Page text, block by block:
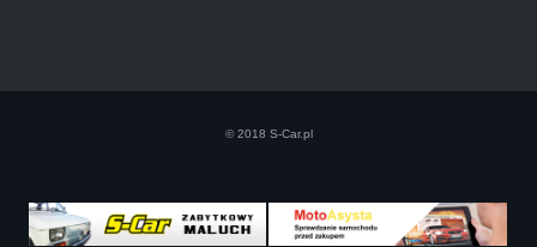
naprawde ludzki, nie zdziera, nie oszukuje.
© 2018 S-Car.pl